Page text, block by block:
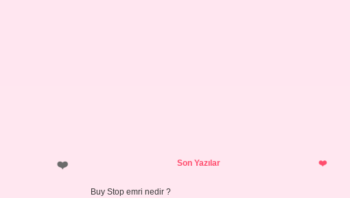
SidebarSon Yazılar
Buy Stop emri nedir ?